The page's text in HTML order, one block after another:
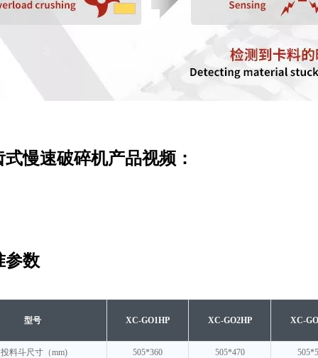
慢速破碎机产品视频：
数
型号 XC-GO1HP XC-GO2HP XC-
投料斗尺寸（mm) 505*360 505*470